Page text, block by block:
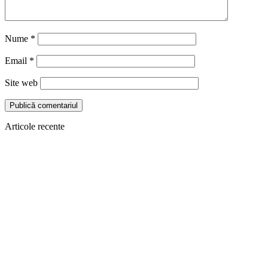
Nume *
Email *
Site web
Articole recente